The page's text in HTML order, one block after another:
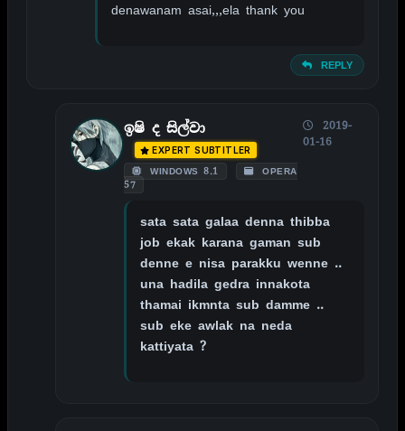
denawanam asai,,,ela thank you
REPLY
ඉෂි ද සිල්වා
EXPERT SUBTITLER
WINDOWS 8.1
OPERA
57
2019-
01-16
sata sata galaa denna thibba
job ekak karana gaman sub
denne e nisa parakku wenne ..
una hadila gedra innakota
thamai ikmnta sub damme ..
sub eke awlak na neda
kattiyata ?